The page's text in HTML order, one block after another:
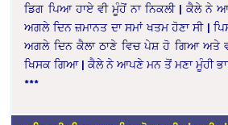
ਡਿਗ ਪਿਆ ਹਾਏ ਵੀ ਮੂੰਹੋਂ ਨਾ ਨਿਕਲੀ | ਕੈਲੇ ਨੇ
ਅਗਲੇ ਦਿਨ ਜ਼ਮਾਨਤ ਦਾ ਸਮਾਂ ਖਤਮ ਹੋਣਾ ਸੀ |
ਅਗਲੇ ਦਿਨ ਕੈਲਾ ਠਾਣੇ ਵਿਚ ਪੇਸ਼ ਹੋ ਗਿਆ ਅਤੇ
ਖਿਸਕ ਗਿਆ | ਕੈਲੇ ਨੇ ਆਪਣੇ ਮਨ ਤੋਂ ਮਣਾ ਮੂੰਹੀ
***